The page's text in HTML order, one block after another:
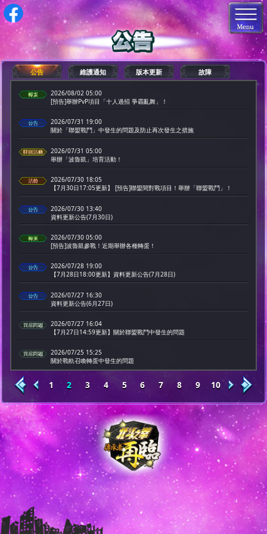
公告 維護通知 版本更新 故障
2026/08/02 05:00
[預告]舉辦PvP項目「十人過招 爭霸亂舞」！
2026/07/31 19:00
關於「聯盟戰鬥」中發生的問題及防止再次發生之措施
2026/07/31 05:00
舉辦「波魯凱」培育活動！
2026/07/30 18:05
【7月30日17:05更新】 [預告]聯盟間對戰項目！舉辦「聯盟戰鬥」！
2026/07/30 13:40
資料更新公告(7月30日)
2026/07/30 05:00
[預告]波魯凱參戰！近期舉辦各種轉蛋！
2026/07/28 19:00
【7月28日18:00更新】資料更新公告(7月28日)
2026/07/27 16:30
資料更新公告(6月27日)
2026/07/27 16:04
【7月27日14:59更新】關於聯盟戰鬥中發生的問題
2026/07/25 15:25
關於戰軌召喚轉蛋中發生的問題
1 2 3 4 5 6 7 8 9 10